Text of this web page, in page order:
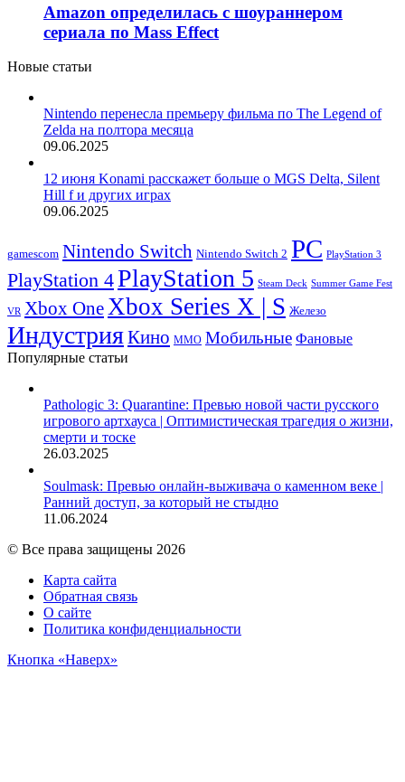
Amazon определилась с шоураннером
сериала по Mass Effect
Новые статьи
Nintendo перенесла премьеру фильма по The Legend of
Zelda на полтора месяца
09.06.2025
12 июня Konami расскажет больше о MGS Delta, Silent
Hill f и других играх
09.06.2025
gamescom Nintendo Switch Nintendo Switch 2 PC PlayStation 3
PlayStation 4PlayStation 5 Steam Deck Summer Game Fest
VR Xbox OneXbox Series X | S Железо
ИндустрияКино ММО Мобильные Фановые
Популярные статьи
Pathologic 3: Quarantine: Превью новой части русского
игрового артхауса | Оптимистическая трагедия о жизни,
смерти и тоске
26.03.2025
Soulmask: Превью онлайн-выживача о каменном веке |
Ранний доступ, за который не стыдно
11.06.2024
© Все права защищены 2026
Карта сайта
Обратная связь
О сайте
Политика конфиденциальности
Кнопка «Наверх»